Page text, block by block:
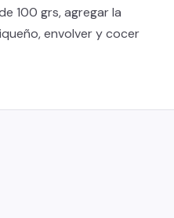
100 grs, agregar la
envolver y cocer